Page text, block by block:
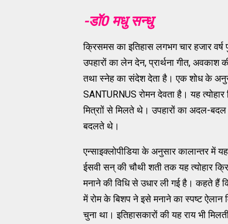
-डॉ0 मधु सन्धु
क्रिसमस का इतिहास लगभग चार हजार
उपहारों का लेन देन, प्रार्थना गीत, अवकाश
तथा स्नेह का संदेश देता है। एक शोध के
SANTURNUS रोमन देवता है। यह
मित्राों से मिलते थे। उपहारों का अदल-
बदलते थे।
एन्साइक्लोपीडिया के अनुसार कालान्तर में
ईसवी सन् की चौथी शती तक यह त्योहार
मनाने की विधि से उधार ली गई है। कहते हैं
में रोम के बिशप ने इसे मनाने का स्पष्ट
चुना था। इतिहासकारों की यह राय भी